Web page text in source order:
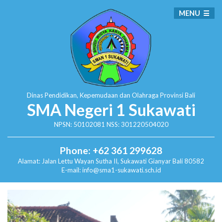
Dinas Pendidikan, Kepemudaan dan Olahraga Provinsi Bali
SMA Negeri 1 Sukawati
NPSN: 50102081 NSS: 301220504020
Phone: +62 361 299628
Alamat: Jalan Lettu Wayan Sutha II, SukawatiGianyar Bali 80582
E-mail: info@sma1-sukawati.sch.id
MENU